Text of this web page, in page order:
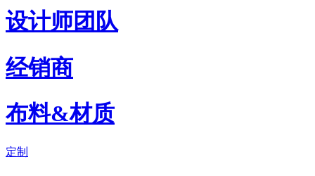
设计师团队
经销商
布料&材质
定制